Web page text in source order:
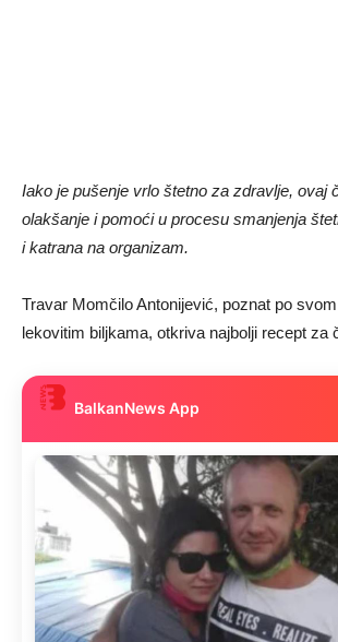
Iako je pušenje vrlo štetno za zdravlje, ovaj
olakšanje i pomoći u procesu smanjenja
i katrana na organizam.
Travar Momčilo Antonijević, poznat po
lekovitim biljkama, otkriva najbolji recept za
BalkanNews App